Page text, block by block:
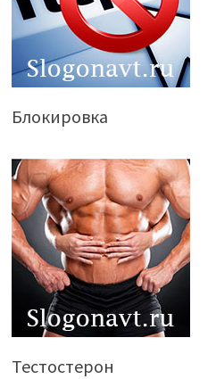
Блокировка
Тестостерон